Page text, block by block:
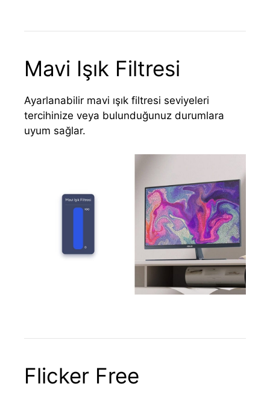
Mavi Işık Filtresi
Ayarlanabilir mavi ışık filtresi seviyeleri
tercihinize veya bulunduğunuz durumlara
uyum sağlar.
Flicker Free